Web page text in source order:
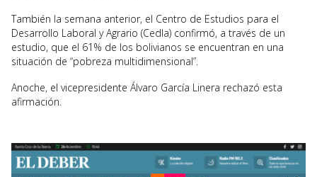
También la semana anterior, el Centro de Estudios para el
Desarrollo Laboral y Agrario (Cedla) confirmó, a través de un
estudio, que el 61% de los bolivianos se encuentran en una
situación de “pobreza multidimensional”.
Anoche, el vicepresidente Álvaro García Linera rechazó esta
afirmación.